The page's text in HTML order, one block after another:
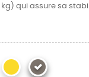
qui assure sa